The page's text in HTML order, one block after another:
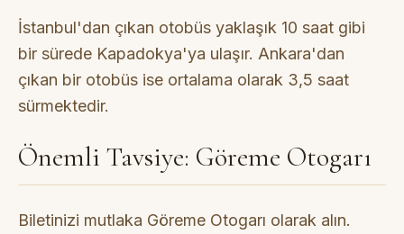
İstanbul'dan çıkan otobüs yaklaşık 10 saat gibi
bir sürede Kapadokya'ya ulaşır. Ankara'dan
çıkan bir otobüs ise ortalama olarak 3,5 saat
sürmektedir.
Önemli Tavsiye: Göreme Otogarı
Biletinizi mutlaka Göreme Otogarı olarak alın.